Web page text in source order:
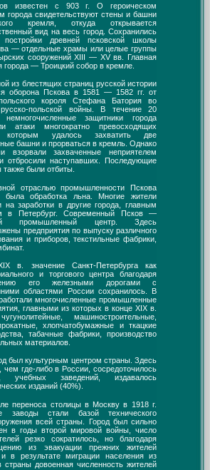
известен с 903 г. О героическом
города свидетельствуют стены и башни
кремля, откуда открывается
вид на весь город. Сохранились
постройки древней псковской школы
— отдельные храмы или целые группы
сооружений XIII — XV вв. Главная
города — Троицкий собор в кремле.
из блестящих страниц русской истории
оборона Пскова в 1581 — 1582 гг. от
короля Стефана Батория во
польской войны. В течение 20
немногочисленные защитники города
атаки многократно превосходящих
которым удалось захватить две
башни и прорваться в кремль. Однако
взорвали захваченные неприятелем
отбросили наступавших. Последующие
были отбиты.
отраслью промышленности Пскова
была обработка льна. Многие жители
на заработки в другие города, главным
в Петербург. Современный Псков —
промышленный центр. Здесь
предприятия по выпуску различного
и приборов, текстильные фабрики,
в. значение Санкт-Петербурга как
и торгового центра благодаря
его железными дорогами с
областями России сохранилось. В
многочисленные промышленные
главными из которых в конце XIX в.
машиностроительные,
хлопчатобумажные и ткацкие
табачные фабрики, производство
материалов.
был культурным центром страны. Здесь
чем где-либо в России, сосредоточилось
учебных заведений, издавалось
изданий (40%).
переноса столицы в Москву в 1918 г.
заводы стали базой технического
всей страны. Город был сильно
в годы второй мировой войны, число
резко сократилось, но благодаря
из эвакуации прежних жителей
в результате миграции населения из
страны довоенная численность жителей